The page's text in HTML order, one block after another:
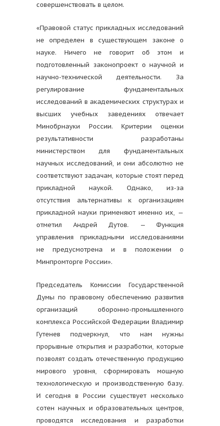
совершенствовать в целом.
«Правовой статус прикладных исследований
не определен в существующем законе о
науке. Ничего не говорит об этом и
подготовленный законопроект о научной и
научно-технической деятельности. За
регулирование фундаментальных
исследований в академических структурах и
высших учебных заведениях отвечает
Минобрнауки России. Критерии оценки
результативности разработаны
министерством для фундаментальных
научных исследований, и они абсолютно не
соответствуют задачам, которые стоят перед
прикладной наукой. Однако, из-за
отсутствия альтернативы к организациям
прикладной науки применяют именно их, —
отметил Андрей Дутов. — Функция
управления прикладными исследованиями
не предусмотрена и в положении о
Минпромторге России».
Председатель Комиссии Государственной
Думы по правовому обеспечению развития
организаций оборонно-промышленного
комплекса Российской Федерации Владимир
Гутенев подчеркнул, что нам нужны
прорывные открытия и разработки, которые
позволят создать отечественную продукцию
мирового уровня, сформировать мощную
технологическую и производственную базу.
И сегодня в России существует несколько
сотен научных и образовательных центров,
проводятся исследования и разработки